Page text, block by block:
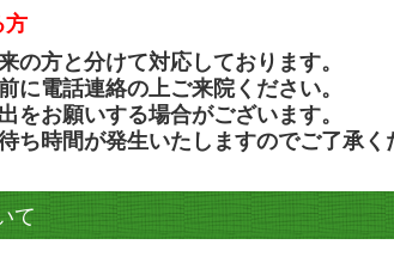
方
の方と分けて対応しております。
に電話連絡の上ご来院ください。
をお願いする場合がございます。
ち時間が発生いたしますのでご了承く
て